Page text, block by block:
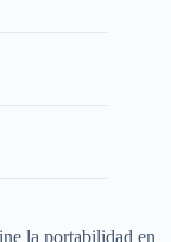
la portabilidad en